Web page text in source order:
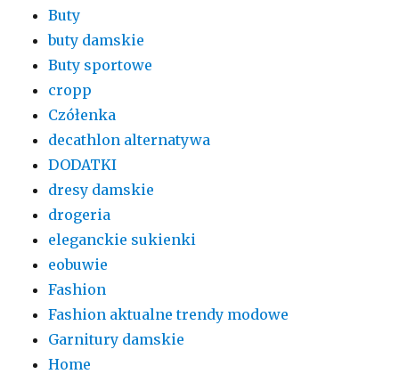
Buty
buty damskie
Buty sportowe
cropp
Czółenka
decathlon alternatywa
DODATKI
dresy damskie
drogeria
eleganckie sukienki
eobuwie
Fashion
Fashion aktualne trendy modowe
Garnitury damskie
Home